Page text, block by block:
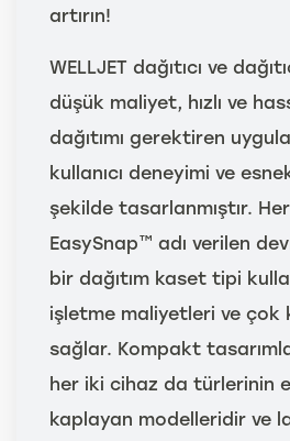
artırın!
WELLJET dağıtıcı ve
düşük maliyet, hızlı ve
dağıtımı gerektiren
kullanıcı deneyimi ve
şekilde tasarlanmıştır.
EasySnap™ adı verilen
bir dağıtım kaset tipi
işletme maliyetleri ve çok
sağlar. Kompakt
her iki cihaz da türlerinin
kaplayan modelleridir ve